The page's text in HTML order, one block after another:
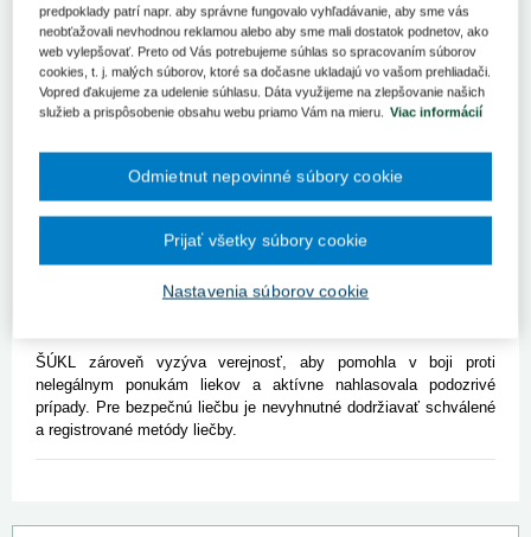
Európskou liekovou agentúrou (EMA) a vedúcimi predstaviteľmi
liekových agentúr Európskej únie upozorňujú na vážne riziká
spojené s používaním neregistrovaných liekov na inovatívnu
liečbu, známych ako advanced therapy medicinal products
(ATMPs).
záruku účinnosti, bezpečnosti či kvality. ŠÚKL varuje, že
pacientov s onkologickými a chronickými ochoreniami, často za
vysoké finančné náklady. Slovenskí pacienti, obzvlášť obozretní
takýchto liekov poradiť so svojím lekárom a veriť len riadne
ŠÚKL zároveň vyzýva verejnosť, aby pomohla v boji proti
nelegálnym ponukám liekov a aktívne nahlasovala podozrivé
prípady. Pre bezpečnú liečbu je nevyhnutné dodržiavať schválené
a registrované metódy liečby.
predpoklady patrí napr. aby správne fungovalo vyhľadávanie, aby sme vás
neobťažovali nevhodnou reklamou alebo aby sme mali dostatok podnetov, ako
web vylepšovať. Preto od Vás potrebujeme súhlas so spracovaním súborov
cookies, t. j. malých súborov, ktoré sa dočasne ukladajú vo vašom prehliadači.
Vopred ďakujeme za udelenie súhlasu. Dáta využijeme na zlepšovanie našich
služieb a prispôsobenie obsahu webu priamo Vám na mieru.
Viac informácií
Nastavenia súborov cookie
Odmietnut nepovinné súbory cookie
Prijať všetky súbory cookie